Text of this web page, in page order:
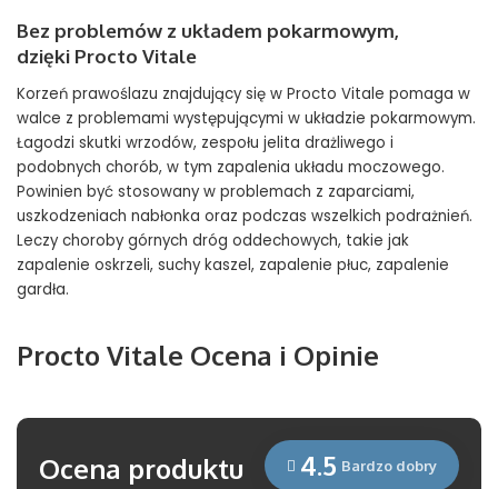
Bez problemów z układem pokarmowym,
dzięki Procto Vitale
Korzeń prawoślazu znajdujący się w Procto Vitale pomaga w
walce z problemami występującymi w układzie pokarmowym.
Łagodzi skutki wrzodów, zespołu jelita drażliwego i
podobnych chorób, w tym zapalenia układu moczowego.
Powinien być stosowany w problemach z zaparciami,
uszkodzeniach nabłonka oraz podczas wszelkich podrażnień.
Leczy choroby górnych dróg oddechowych, takie jak
zapalenie oskrzeli, suchy kaszel, zapalenie płuc, zapalenie
gardła.
Procto Vitale Ocena i Opinie
Ocena produktu 4.5 Bardzo dobry